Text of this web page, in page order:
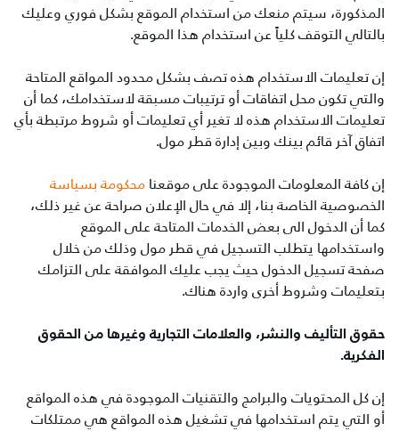
المذكورة، سيتم منعك من استخدام الموقع بشكل فوري وعليك
بالتالي التوقف كلياً عن استخدام هذا الموقع.
إن تعليمات الاستخدام هذه تصف بشكل محدود المواقع المتاحة
والتي تكون محل اتفاقات أو ترتيبات مسبقة لاستخدامك، كما أن
تعليمات الاستخدام هذه لا تغير أي تعليمات أو شروط مرتبطة بأي
اتفاق آخر قائم بينك وبين إدارة قطر مول.
إن كافة المعلومات الموجودة على موقعنا محكومة بسياسة
الخصوصية الخاصة بنا، إلا في حال الإعلان صراحة عن غير ذلك،
كما أن الدخول الى بعض الخدمات المتاحة على الموقع
واستخدامها يتطلب التسجيل في قطر مول وذلك من خلال
صفحة تسجيل الدخول حيث يجب عليك الموافقة على التزامك
بتعليمات وشروط أخرى واردة هناك.
حقوق التأليف والنشر، والعلامات التجارية وغيرها من الحقوق
الفكرية.
إن كل المحتويات والبرامج والتقنيات الموجودة في هذه المواقع
أو التي يتم استخدامها في تشغيل هذه المواقع هي ممتلكات